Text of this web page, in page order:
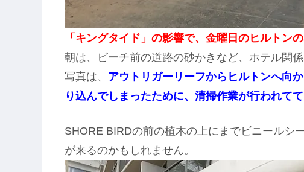
「キングタイド」の影響で、金曜日のヒルトン
朝は、ビーチ前の道路の砂かきなど、ホテル関
写真は、 アウトリガーリーフからヒルトンへ向
り込んでしまったために、清掃作業が行われてて
SHORE BIRDの前の植木の上にまでビニールシ
が来るのかもしれません。